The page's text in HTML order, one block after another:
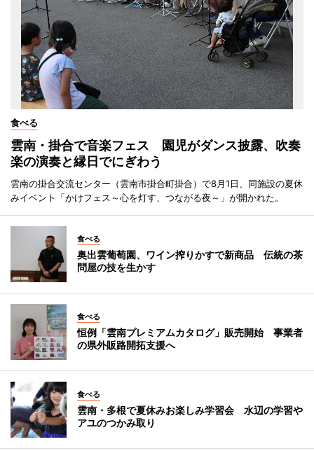
食べる
雲南・掛合で音楽フェス 園児がダンス披露、吹奏
楽の演奏と縁日でにぎわう
雲南の掛合交流センター（雲南市掛合町掛合）で8月1日、同施設の夏休
みイベント「かけフェス～心を灯す、つながる夜～」が開かれた。
食べる
奥出雲葡萄園、ワイン搾りかすで新商品 伝統の茶
問屋の技を生かす
食べる
恒例「雲南プレミアムカタログ」販売開始 事業者
の県外販路開拓支援へ
食べる
雲南・多根で夏休みお楽しみ学習会 水辺の学習や
アユのつかみ取り